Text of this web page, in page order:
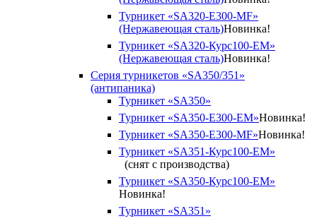
Турникет «SA320-Е300-MF»
(Нержавеющая сталь)Новинка!
Турникет «SA320-Курс100-EM»
(Нержавеющая сталь)Новинка!
Серия турникетов «SA350/351»
(антипаника)
Турникет «SA350»
Турникет «SA350-Е300-EM»Новинка!
Турникет «SA350-Е300-MF»Новинка!
Турникет «SA351-Курс100-ЕМ»
(снят с производства)
Турникет «SA350-Курс100-EM»
Новинка!
Турникет «SA351»